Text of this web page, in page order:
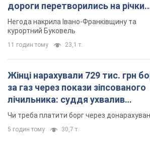
дороги перетворились на річки.
Відео
Негода накрила Івано-Франківщину та
курортний Буковель
11 годин тому 23,1 т.
Жінці нарахували 729 тис. грн
за газ через покази зіпсованого
лічильника: суддя ухвалив
неочікуване рішення
Чи треба платити борг через
5 годин тому 30,7 т.